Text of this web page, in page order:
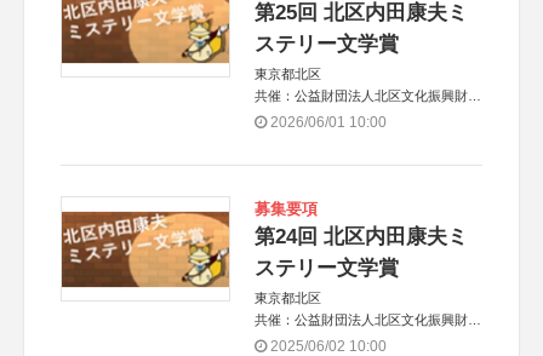
第25回 北区内田康夫ミ
ステリー文学賞
東京都北区
共催：公益財団法人北区文化振興財団
協力：一般財団法人内田康夫財団
2026/06/01 10:00
募集要項
第24回 北区内田康夫ミ
ステリー文学賞
東京都北区
共催：公益財団法人北区文化振興財団
協力：一般財団法人内田康夫財団
2025/06/02 10:00